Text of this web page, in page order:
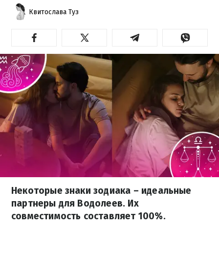
Квитослава Туз
Некоторые знаки зодиака – идеальные
партнеры для Водолеев. Их
совместимость составляет 100%.